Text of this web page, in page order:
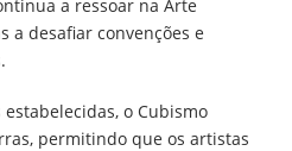
a ressoar na Arte
a desafiar convenções e
o Cubismo
permitindo que os artistas